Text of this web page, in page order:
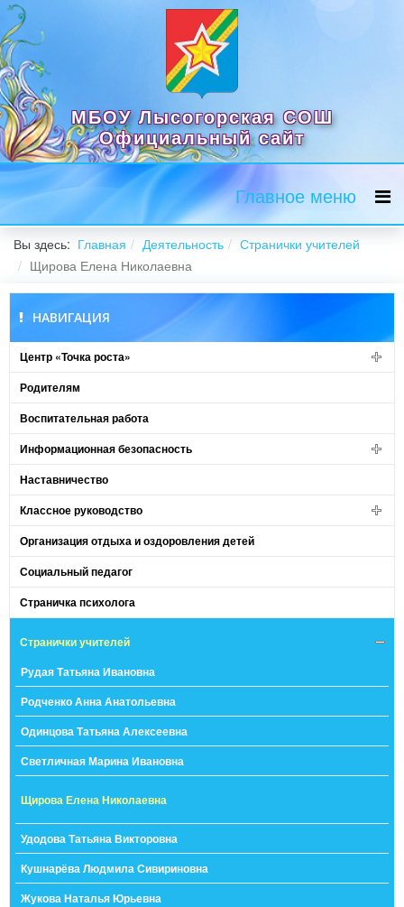
МБОУ Лысогорская СОШ
Официальный сайт
Главное меню
Вы здесь: Главная Деятельность
Странички учителей
Щирова Елена Николаевна
НАВИГАЦИЯ
Центр «Точка роста»
Родителям
Воспитательная работа
Информационная безопасность
Наставничество
Классное руководство
Организация отдыха и оздоровления детей
Социальный педагог
Страничка психолога
Странички учителей
Рудая Татьяна Ивановна
Родченко Анна Анатольевна
Одинцова Татьяна Алексеевна
Светличная Марина Ивановна
Щирова Елена Николаевна
Удодова Татьяна Викторовна
Кушнарёва Людмила Сивириновна
Жукова Наталья Юрьевна